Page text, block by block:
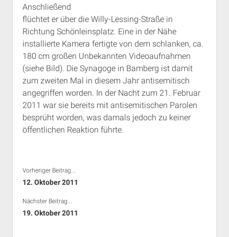
Anschließend
flüchtet er über die Willy-Lessing-Straße in
Richtung Schönleinsplatz. Eine in der Nähe
installierte Kamera fertigte von dem schlanken, ca.
180 cm großen Unbekannten Videoaufnahmen
(siehe Bild). Die Synagoge in Bamberg ist damit
zum zweiten Mal in diesem Jahr antisemitisch
angegriffen worden. In der Nacht zum 21. Februar
2011 war sie bereits mit antisemitischen Parolen
besprüht worden, was damals jedoch zu keiner
öffentlichen Reaktion führte.
Vorheriger Beitrag...
12. Oktober 2011
Nächster Beitrag...
19. Oktober 2011